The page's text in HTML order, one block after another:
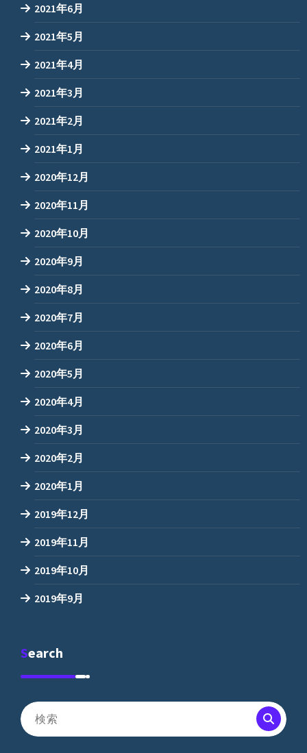
2021年6月
2021年5月
2021年4月
2021年3月
2021年2月
2021年1月
2020年12月
2020年11月
2020年10月
2020年9月
2020年8月
2020年7月
2020年6月
2020年5月
2020年4月
2020年3月
2020年2月
2020年1月
2019年12月
2019年11月
2019年10月
2019年9月
Search
検
索